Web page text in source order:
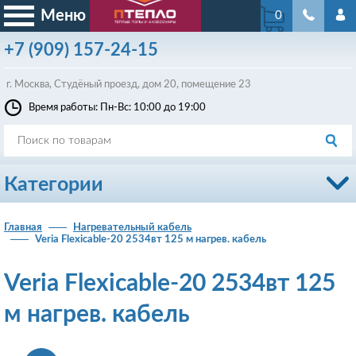
Меню
+7 (909) 157-24-15
г. Москва, Студёный проезд, дом 20, помещение 23
0
Время работы: Пн-Вс: 10:00 до 19:00
Категории
Главная
Нагревательный кабель
Veria Flexicable-20 2534вт 125 м нагрев. кабель
Veria Flexicable-20 2534вт 125
м нагрев. кабель